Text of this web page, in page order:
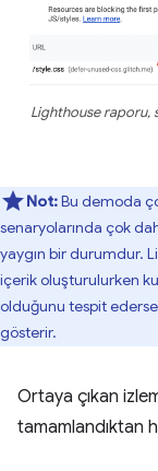
Lighthouse raporu,
Not:Bu demoda
senaryolarında çok
yaygın bir durumdur.
içerik oluşturulurken
olduğunu tespit ederse
gösterir.
Ortaya çıkan
tamamlandıktan